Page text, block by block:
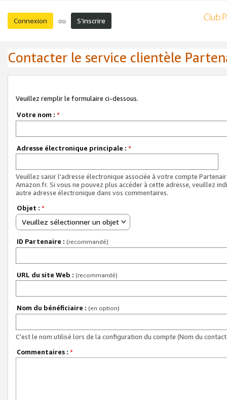
Connexion ou S’inscrire
Contacter le service clientèle
Veuillez remplir le formulaire ci-dessous.
Votre nom : *
Adresse électronique principale : *
Veuillez saisir l'adresse électronique associée à votre compte
Amazon.fr. Si vous ne pouvez plus accéder à cette adresse, veuillez
autre adresse électronique dans vos commentaires.
Objet : *
Veuillez sélectionner un objet
ID Partenaire : (recommandé)
URL du site Web : (recommandé)
Nom du bénéficiaire : (en option)
C'est le nom utilisé lors de la configuration du compte (Nom du
Commentaires : *